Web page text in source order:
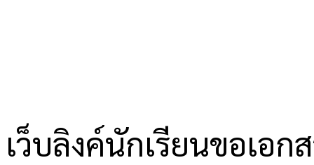
เว็บลิงค์นักเรียนขอเอก